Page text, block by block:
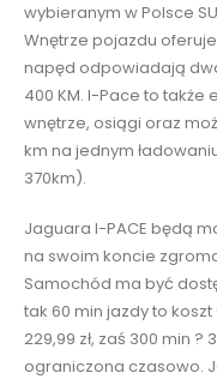
wybieranym w Polsce
Wnętrze pojazdu
napęd odpowiadają
400 KM. I-Pace to
wnętrze, osiągi oraz
km na jednym
370km).
Jaguara I-PACE będą
na swoim koncie
Samochód ma być
tak 60 min jazdy to koszt
229,99 zł, zaś 300 min ?
ograniczona czasowo.